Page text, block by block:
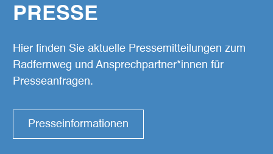
PRESSE
Hier finden Sie aktuelle Pressemitteilungen zum
Radfernweg und Ansprechpartner*innen für
Presseanfragen.
Presseinformationen